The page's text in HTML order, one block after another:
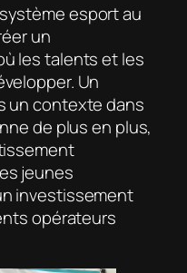
esport au
un
les talents et les
Un
un contexte dans
de plus en plus,
jeunes
investissement
opérateurs